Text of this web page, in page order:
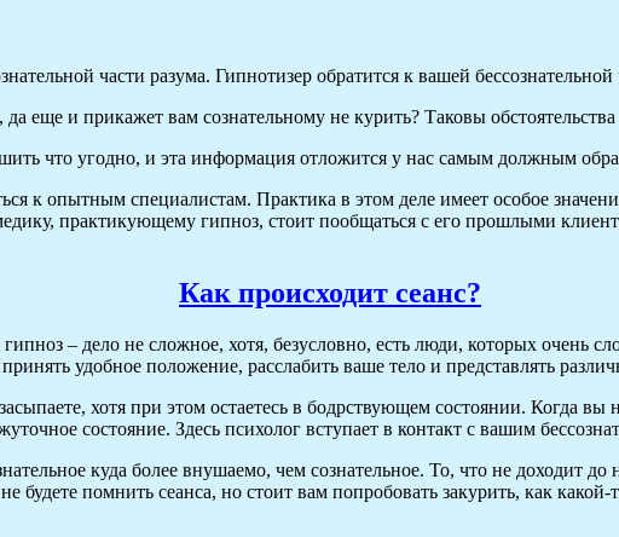
части разума. Гипнотизер обратится к вашей
да еще и прикажет вам сознательному не курить? Таковы
что угодно, и эта информация отложится у нас самым должным
к опытным специалистам. Практика в этом деле имеет особое
практикующему гипноз, стоит пообщаться с его прошлыми
Как происходит сеанс?
– дело не сложное, хотя, безусловно, есть люди, которых очень
удобное положение, расслабить ваше тело и представлять
хотя при этом остаетесь в бодрствующем состоянии. Когда вы
состояние. Здесь психолог вступает в контакт с вашим
куда более внушаемо, чем сознательное. То, что не доходит до
будете помнить сеанса, но стоит вам попробовать закурить, как